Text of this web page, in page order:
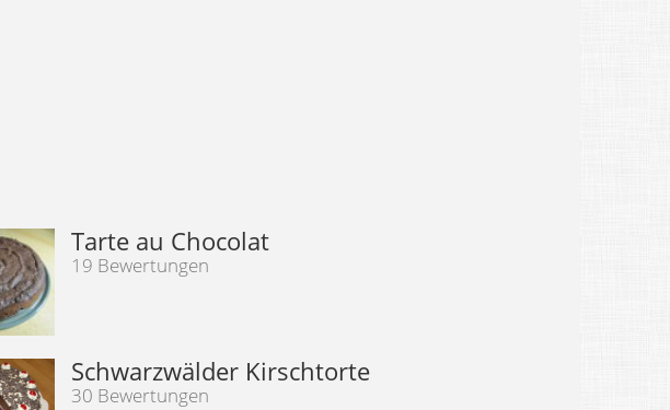
Tarte au Chocolat
19 Bewertungen
Schwarzwälder Kirschtorte
30 Bewertungen